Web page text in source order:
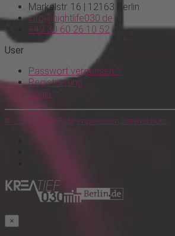
Markelstr. 16 | 12163 Berlin
info@nightlife030.de
+49 30 60 26 10 52
User
Passwort vergessen ?
Registrierung
Login
© 2026 KreaTIEF030 Impressum Datenschutz
×